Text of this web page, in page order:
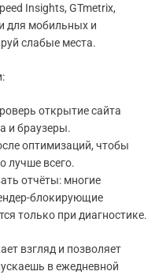
Insights, GTmetrix,
для мобильных и
слабые места.
открытие сайта
и браузеры.
оптимизаций, чтобы
лучше всего.
отчёты: многие
блокирующие
только при диагностике.
взгляд и позволяет
в ежедневной